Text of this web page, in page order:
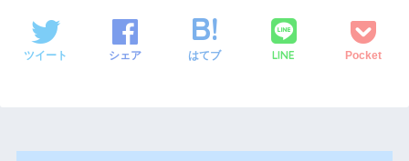
ツイート シェア はてブ LINE Pocket